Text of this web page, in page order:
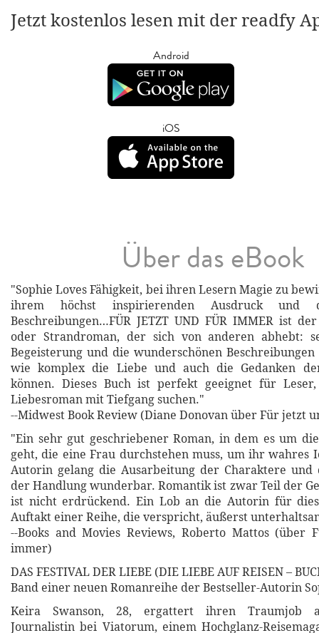
Jetzt kostenlos lesen mit der readfy
Android
iOS
Über das eBook
"Sophie Loves Fähigkeit, bei ihren Lesern Magie zu
ihrem höchst inspirierenden Ausdruck und
Beschreibungen…FÜR JETZT UND FÜR IMMER ist
oder Strandroman, der sich von anderen abhebt:
Begeisterung und die wunderschönen
wie komplex die Liebe und auch die Gedanken
können. Dieses Buch ist perfekt geeignet für
Liebesroman mit Tiefgang suchen."
--Midwest Book Review (Diane Donovan über Für jetzt
"Ein sehr gut geschriebener Roman, in dem es um
geht, die eine Frau durchstehen muss, um ihr wahres
Autorin gelang die Ausarbeitung der Charaktere und
der Handlung wunderbar. Romantik ist zwar Teil der
ist nicht erdrückend. Ein Lob an die Autorin für
Auftakt einer Reihe, die verspricht, äußerst
--Books and Movies Reviews, Roberto Mattos (über
immer)
DAS FESTIVAL DER LIEBE (DIE LIEBE AUF REISEN –
Band einer neuen Romanreihe der Bestseller-Autorin
Keira Swanson, 28, ergattert ihren Traumjob
Journalistin bei Viatorum, einem Hochglanz-